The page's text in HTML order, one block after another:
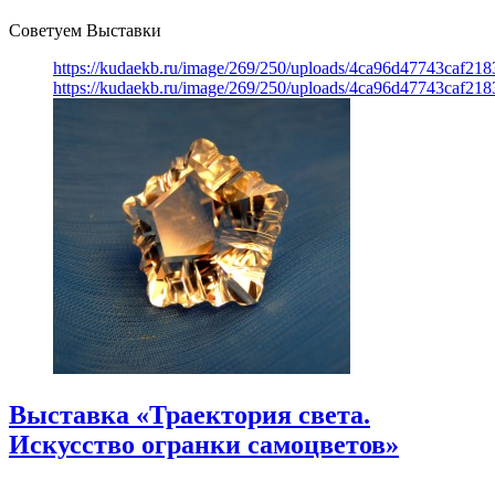
Советуем Выставки
https://kudaekb.ru/image/269/250/uploads/
https://kudaekb.ru/image/269/250/uploads/
Выставка «Траектория света.
Искусство огранки самоцветов»